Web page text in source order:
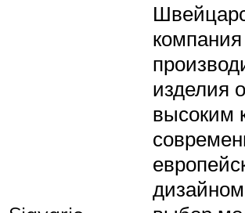
компания
изделия
высоким